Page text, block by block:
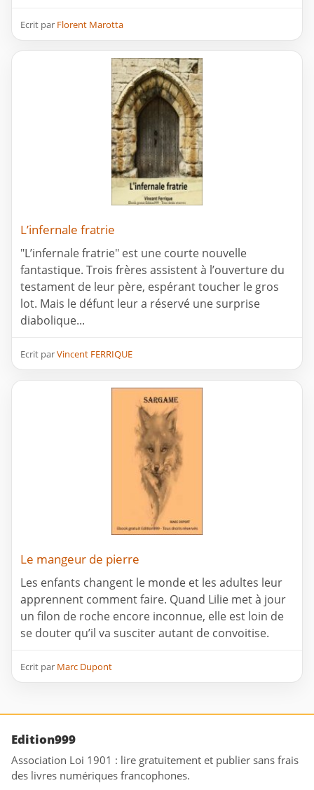
Ecrit par Florent Marotta
L’infernale fratrie
"L’infernale fratrie" est une courte nouvelle
fantastique. Trois frères assistent à l’ouverture du
testament de leur père, espérant toucher le gros
lot. Mais le défunt leur a réservé une surprise
diabolique...
Ecrit parVincent FERRIQUE
Le mangeur de pierre
Les enfants changent le monde et les adultes leur
apprennent comment faire. Quand Lilie met à jour
un filon de roche encore inconnue, elle est loin de
se douter qu’il va susciter autant de convoitise.
Ecrit par Marc Dupont
Edition999
Association Loi 1901 : lire gratuitement et publier sans frais
des livres numériques francophones.